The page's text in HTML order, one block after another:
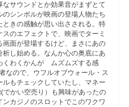
サウンドとか効果音がまずとて
のシンボルが映画の登場人物たち
ときの感触が思い出さされる。特
のエフェクトで、映画でターミ
画面が登場するけど、まさにあの
析し始める。なんか心の奥底にあ
くわくかんが ムズムズする感
ので、ウフルオブウォール・ス
ルもチェックしていたし、マネー
でかい空売り）も興味があったの
カジノのスロットでこのワクワ